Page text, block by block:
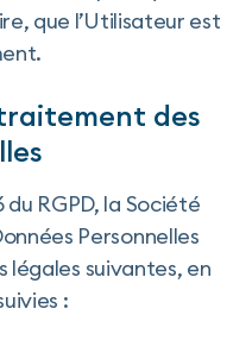
que l’Utilisateur est
des
RGPD, la Société
Personnelles
légales suivantes, en
: